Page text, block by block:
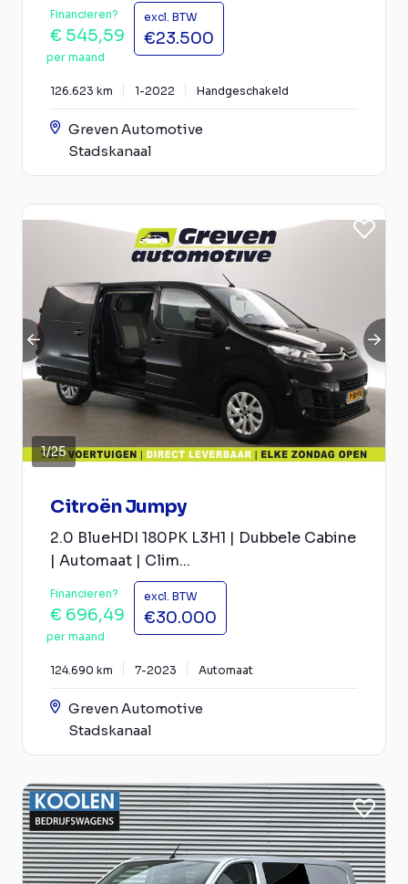
Financieren?
€ 545,59
per maand
excl. BTW
€23.500
126.623 km 1-2022 Handgeschakeld
Greven Automotive
Stadskanaal
1/25
Citroën Jumpy
2.0 BlueHDI 180PK L3H1 | Dubbele Cabine
| Automaat | Clim...
Financieren?
€ 696,49
per maand
excl. BTW
€30.000
124.690 km 7-2023 Automaat
Greven Automotive
Stadskanaal